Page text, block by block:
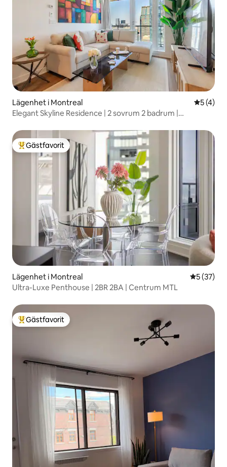
Lägenhet i Montreal 5 av 5 i
5 (4)
Elegant Skyline Residence | 2 sovrum 2 badrum |
Populär gästfavorit
Gästfavorit
Lägenhet i Montreal 5 av 5 i
5 (37)
Ultra-Luxe Penthouse | 2BR 2BA | Centrum MTL
Populär gästfavorit
Gästfavorit